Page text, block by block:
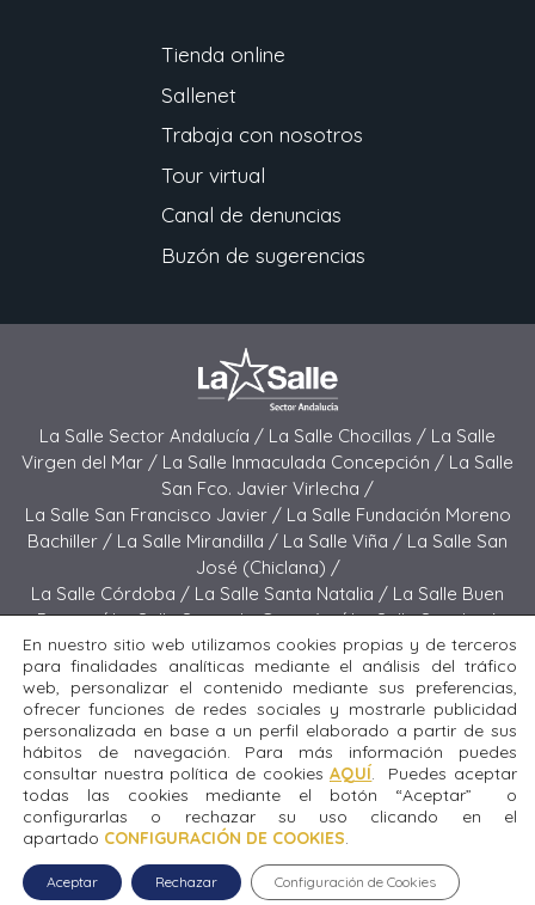
Tienda online
Sallenet
Trabaja con nosotros
Tour virtual
Canal de denuncias
Buzón de sugerencias
La Salle Sector Andalucía / La Salle Chocillas / La Salle
Virgen del Mar / La Salle Inmaculada Concepción / La Salle
San Fco. Javier Virlecha /
La Salle San Francisco Javier / La Salle Fundación Moreno
Bachiller / La Salle Mirandilla / La Salle Viña / La Salle San
José (Chiclana) /
La Salle Córdoba / La Salle Santa Natalia / La Salle Buen
Pastor /La Salle Sagrado Corazón /La Salle San José
(Jerez) / La Salle El Carmen (Melilla) /
La Salle Buen Consejo /La Salle El Carmen (San Fernando) /
La Salle San Francisco /La Salle Felipe Benito /La Salle La
Purísima
Todos los derechos reservados. Diseñado y desarrollado
por el equipo T.I.C. del Sector Andalucía © 2024 La Salle San
Fco. Javier Virlecha.
Aviso legal Política de privacidad|Política de cookies
En nuestro sitio web utilizamos cookies propias y de terceros
para finalidades analíticas mediante el análisis del tráfico
web, personalizar el contenido mediante sus preferencias,
ofrecer funciones de redes sociales y mostrarle publicidad
personalizada en base a un perfil elaborado a partir de sus
hábitos de navegación. Para más información puedes
consultar nuestra política de cookiesAQUÍ. Puedes aceptar
todas las cookies mediante el botón “Aceptar” o
configurarlas o rechazar su uso clicando en el
apartado CONFIGURACIÓN DE COOKIES.
Aceptar Rechazar Configuración de Cookies